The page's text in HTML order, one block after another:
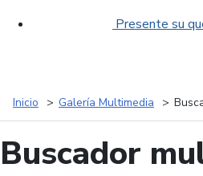
Presente su
Inicio Galería Multimedia
Buscador